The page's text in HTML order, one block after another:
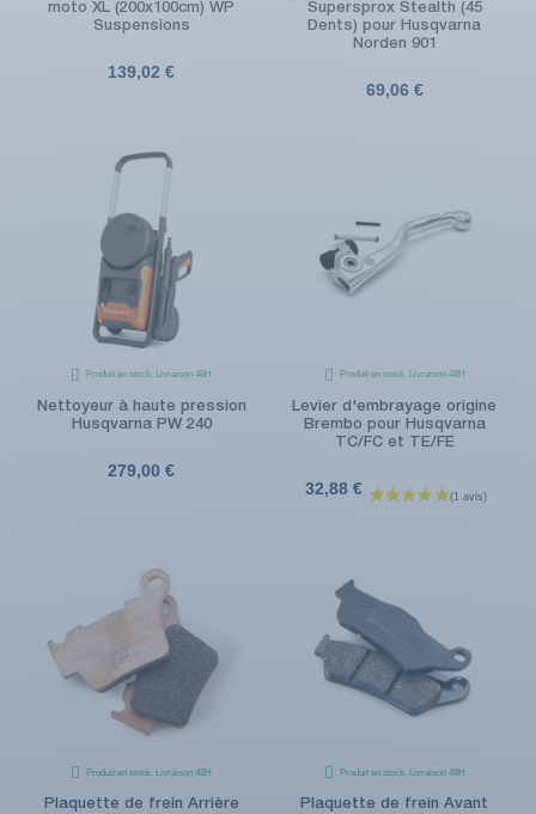
moto XL (200x100cm) WP
Suspensions
139,02 €
Supersprox Stealth (45
Dents) pour Husqvarna
Norden 901
69,06 €
Produit en stock. Livraison 48H
Nettoyeur à haute pression
Husqvarna PW 240
279,00 €
Produit en stock. Livraison 48H
Levier d'embrayage origine
Brembo pour Husqvarna
TC/FC et TE/FE
32,88 €
Produit en stock. Livraison 48H
Plaquette de frein Arrière
Produit en stock. Livraison 48H
Plaquette de frein Avant